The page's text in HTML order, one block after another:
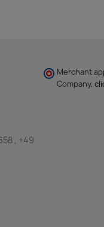
, +49
Merchant
Company,